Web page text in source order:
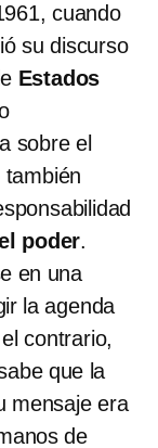
cuando
su discurso
Estados
sobre el
también
poder.
en una
la agenda
contrario,
que la
mensaje era
de